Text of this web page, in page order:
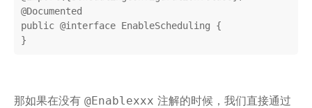
@Documented
public @interface EnableScheduling
{
那如果在没有 @Enablexxx 注解的时候，我们直接通过